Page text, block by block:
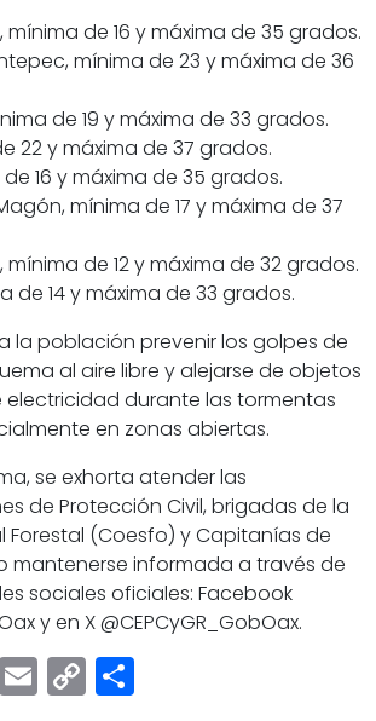
mínima de 16 y máxima de 35 grados.
mínima de 23 y máxima de 36
de 19 y máxima de 33 grados.
22 y máxima de 37 grados.
16 y máxima de 35 grados.
mínima de 17 y máxima de 37
mínima de 12 y máxima de 32 grados.
de 14 y máxima de 33 grados.
la población prevenir los golpes de
al aire libre y alejarse de objetos
durante las tormentas
en zonas abiertas.
se exhorta atender las
de Protección Civil, brigadas de la
Forestal (Coesfo) y Capitanías de
mantenerse informada a través de
sociales oficiales: Facebook
y en X @CEPCyGR_GobOax.
WhatsApp
Email
Copy